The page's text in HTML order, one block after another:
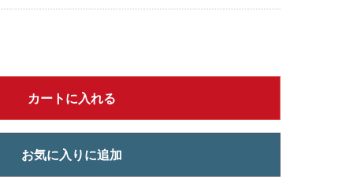
カートに入れる
お気に入りに追加